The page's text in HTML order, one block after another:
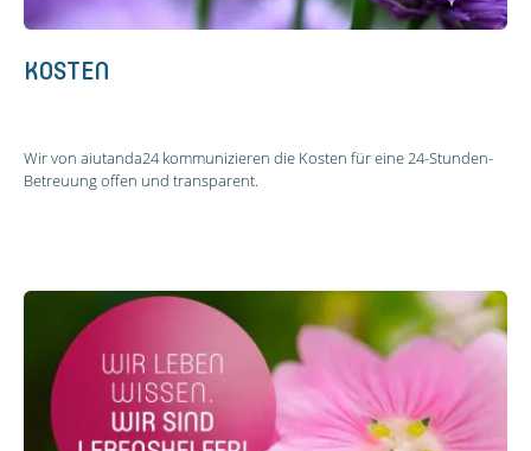
KOSTEN
Wir von aiutanda24 kommunizieren die Kosten für eine 24-Stunden-
Betreuung offen und transparent.